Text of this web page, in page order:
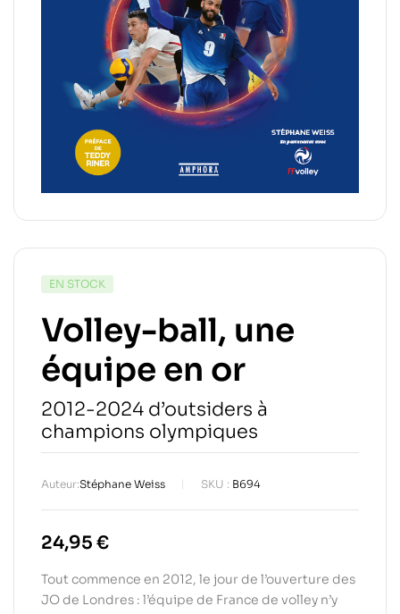
EN STOCK
Volley-ball, une
équipe en or
2012-2024 d’outsiders à
champions olympiques
Auteur:Stéphane Weiss SKU : B694
24,95 €
Tout commence en 2012, le jour de l’ouverture des
JO de Londres : l’équipe de France de volley n’y